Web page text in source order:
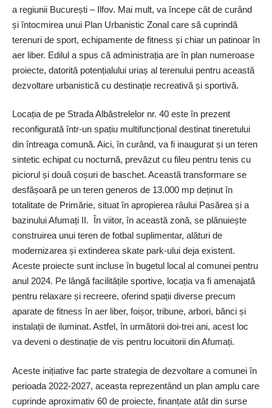
a regiunii București – Ilfov. Mai mult, va începe cât de curând
și întocmirea unui Plan Urbanistic Zonal care să cuprindă
terenuri de sport, echipamente de fitness și chiar un patinoar în
aer liber. Edilul a spus că administrația are în plan numeroase
proiecte, datorită potențialului uriaș al terenului pentru această
dezvoltare urbanistică cu destinație recreativă și sportivă.
Locația de pe Strada Albăstrelelor nr. 40 este în prezent
reconfigurată ­într-un spațiu multifunc­țional destinat tineretului
din întreaga comună. Aici, în curând, va fi inaugurat și un teren
sintetic echipat cu nocturnă, prevăzut cu fileu pentru tenis cu
piciorul și două coșuri de baschet. Această transformare se
desfășoară pe un teren generos de 13.000 mp deținut în
totalitate de Primărie, situat în apropierea râului Pasărea și a
bazinului Afumați II. În viitor, în această zonă, se plănuiește
construirea unui teren de fotbal suplimentar, alături de
modernizarea și extinderea skate park-ului deja existent.
Aceste proiecte sunt incluse în bugetul local al comunei pentru
anul 2024. Pe lângă facilitățile sportive, locația va fi amenajată
pentru relaxare și recreere, oferind spații diverse precum
aparate de fitness în aer liber, foișor, tribune, arbori, bănci și
instalații de iluminat. Astfel, în următorii doi-trei ani, acest loc
va deveni o destinație de vis pentru locuitorii din Afumați.
Aceste inițiative fac parte strategia de dezvoltare a comunei în
perioada 2022-2027, aceasta reprezentând un plan amplu care
cuprinde aproximativ 60 de proiecte, finanțate atât din surse